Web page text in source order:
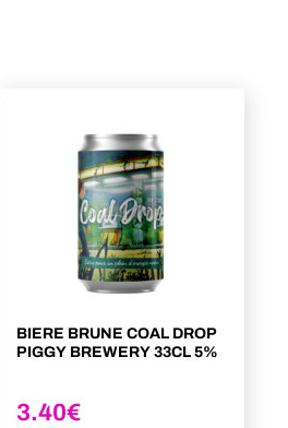
BIERE BRUNE COAL DROP
PIGGY BREWERY 33CL 5%
3.40€